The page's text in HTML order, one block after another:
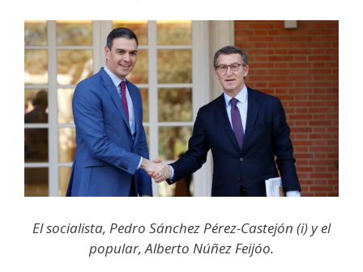
El socialista, Pedro Sánchez Pérez-Castejón (i) y el
popular, Alberto Núñez Feijóo.